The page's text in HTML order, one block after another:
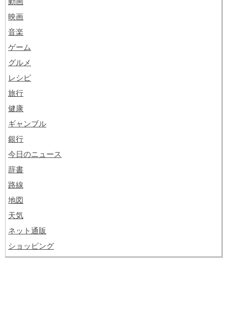
映画
音楽
ゲーム
グルメ
レシピ
旅行
健康
ギャンブル
銀行
今日のニュース
辞書
路線
地図
天気
ネット通販
ショッピング